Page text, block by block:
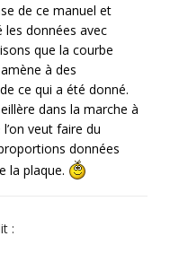
de ce manuel et
données avec
que la courbe
à des
ce qui a été donné.
dans la marche à
veut faire du
données
la plaque.
: